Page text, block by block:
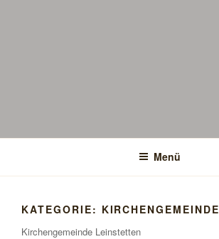
Menü
KATEGORIE: KIRCHENGEMEINDE
Kirchengemeinde Leinstetten